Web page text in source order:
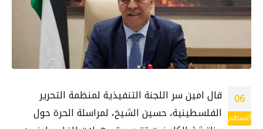
06
أغسطس
قال امين سر اللجنة التنفيذية لمنظمة التحرير
الفلسطينية، حسين الشيخ، لمراسلة الحرة حول